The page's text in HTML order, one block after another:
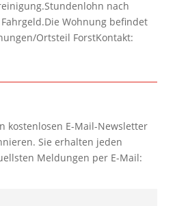
nach
Wohnung befindet
Ortsteil ForstKontakt:
kostenlosen E-Mail-Newsletter
Sie erhalten jeden
Meldungen per E-Mail: